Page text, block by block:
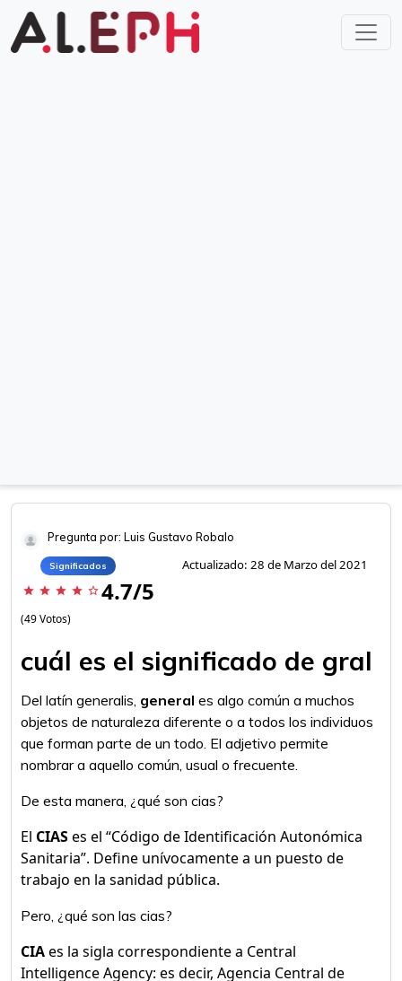
Pregunta por: Luis Gustavo Robalo
Significados Actualizado: 28 de Marzo del 2021
star star star star star_border 4.7/5
(49 Votos)
cuál es el significado de gral
Del latín generalis, general es algo común a muchos
objetos de naturaleza diferente o a todos los individuos
que forman parte de un todo. El adjetivo permite
nombrar a aquello común, usual o frecuente.
De esta manera, ¿qué son cias?
El CIASes el “Código de Identificación Autonómica
Sanitaria”. Define unívocamente a un puesto de
trabajo en la sanidad pública.
Pero, ¿qué son las cias?
CIAes la sigla correspondiente a Central
Intelligence Agency: es decir, Agencia Central de